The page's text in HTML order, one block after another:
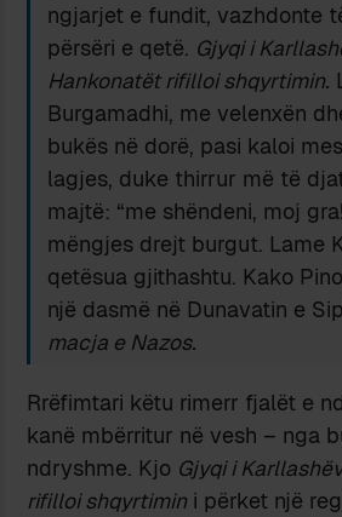
ngjarjet e fundit, vazhdonte
përsëri e qetë. Gjyqi i
Hankonatët rifilloi shqyrtimin.
Burgamadhi, me velenxën
bukës në dorë, pasi kaloi
lagjes, duke thirrur më të
majtë: “me shëndeni, moj
mëngjes drejt burgut. Lame
qetësua gjithashtu. Kako
një dasmë në Dunavatin e
macja e Nazos.
Rrëfimtari këtu rimerr fjalët e
kanë mbërritur në vesh – nga
ndryshme. Kjo Gjyqi i
rifilloi shqyrtimin i përket një